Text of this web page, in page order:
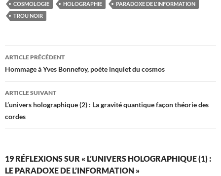
COSMOLOGIE HOLOGRAPHIE
PARADOXE DE L'INFORMATION
TROU NOIR
Navigation
des
articles
ARTICLE PRÉCÉDENT
Hommage à Yves Bonnefoy, poète inquiet du cosmos
ARTICLE SUIVANT
L’univers holographique (2) : La gravité quantique façon théorie des
cordes
19 RÉFLEXIONS SUR « L’UNIVERS HOLOGRAPHIQUE (1) :
LE PARADOXE DE L’INFORMATION »